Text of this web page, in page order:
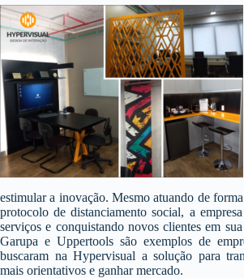
estimular a inovação. Mesmo atuando de
protocolo de distanciamento social, a
serviços e conquistando novos clientes em
Garupa e Uppertools são exemplos de
buscaram na Hypervisual a solução para
mais orientativos e ganhar mercado.